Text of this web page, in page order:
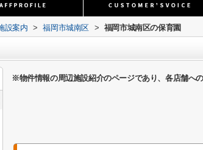
設案内 > 福岡市城南区 > 福岡市城南区の保育園
※物件情報の周辺施設紹介のページであり、各店舗へ